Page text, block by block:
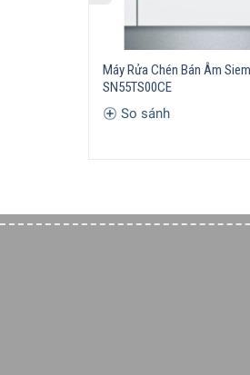
nào, ngay cả khi chu
Chẳng phải quá thuận
Máy Rửa Chén Bán Âm
SN55TS00CE
So sánh